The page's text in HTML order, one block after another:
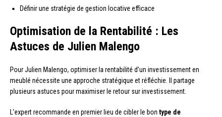
Définir une stratégie de gestion locative efficace
Optimisation de la Rentabilité : Les
Astuces de Julien Malengo
Pour Julien Malengo, optimiser la rentabilité d’un investissement en
meublé nécessite une approche stratégique et réfléchie. Il partage
plusieurs astuces pour maximiser le retour sur investissement.
L’expert recommande en premier lieu de cibler le bon type de